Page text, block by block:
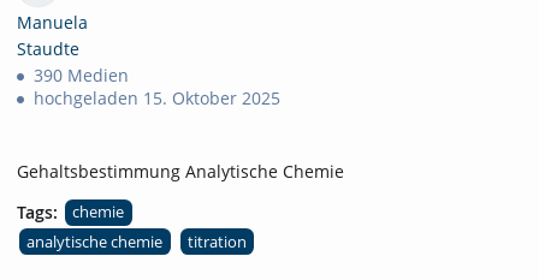
Manuela
Staudte
390 Medien
hochgeladen 15. Oktober 2025
Gehaltsbestimmung Analytische Chemie
Tags:
chemie
analytische chemie
titration